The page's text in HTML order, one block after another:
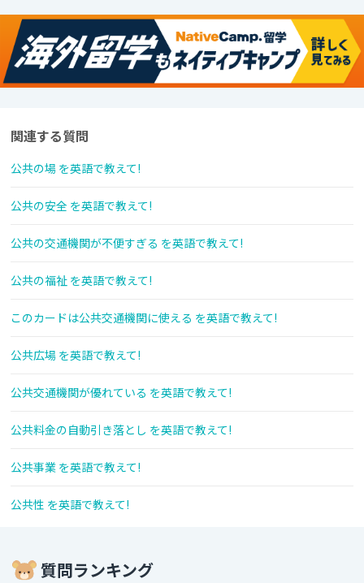
関連する質問
公共の場 を英語で教えて!
公共の安全 を英語で教えて!
公共の交通機関が不便すぎる を英語で教えて!
公共の福祉 を英語で教えて!
このカードは公共交通機関に使える を英語で教えて!
公共広場 を英語で教えて!
公共交通機関が優れている を英語で教えて!
公共料金の自動引き落とし を英語で教えて!
公共事業 を英語で教えて!
公共性 を英語で教えて!
質問ランキング